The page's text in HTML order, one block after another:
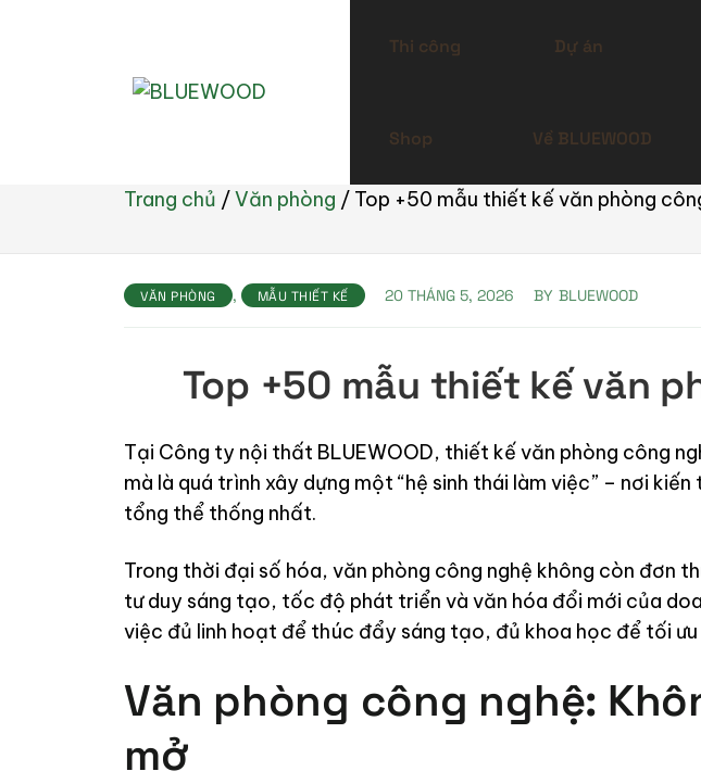
Thi công Dự án
Shop Về BLUEWOOD
Trang chủ /Văn phòng / Top +50 mẫu thiết kế văn phòng
VĂN PHÒNG , MẪU THIẾT KẾ 20 THÁNG 5, 2026 BY BLUEWOOD
Top +50 mẫu thiết kế văn
Tại Công ty nội thất BLUEWOOD, thiết kế văn phòng công
mà là quá trình xây dựng một “hệ sinh thái làm việc” – nơi
tổng thể thống nhất.
Trong thời đại số hóa, văn phòng công nghệ không còn đơn
tư duy sáng tạo, tốc độ phát triển và văn hóa đổi mới của
việc đủ linh hoạt để thúc đẩy sáng tạo, đủ khoa học để tối
Văn phòng công nghệ:
mở